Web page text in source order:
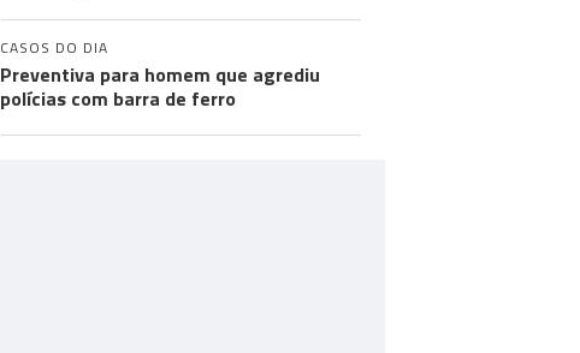
CASOS DO DIA
Preventiva para homem que agrediu
polícias com barra de ferro